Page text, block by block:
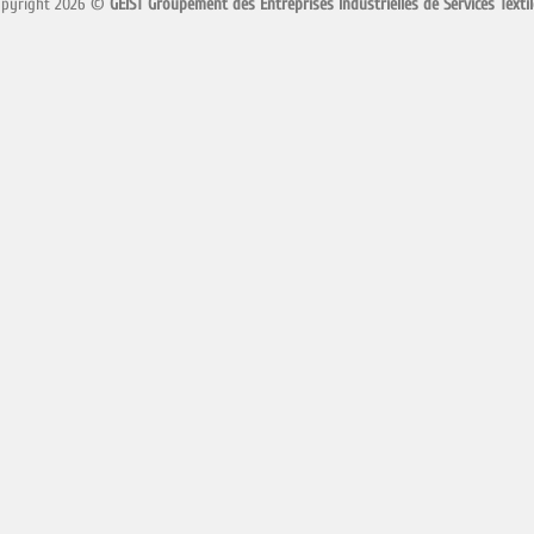
2026 © GEIST Groupement des Entreprises Industrielles de Services